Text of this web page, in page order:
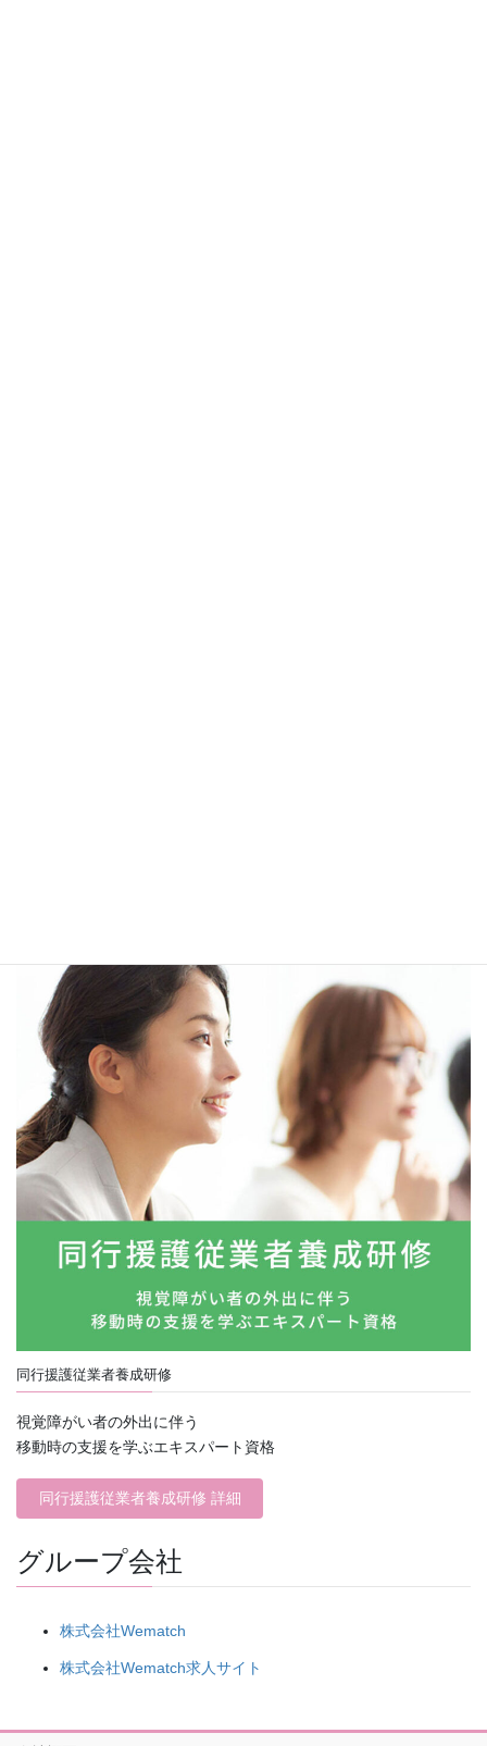
同行援護従業者養成研修
視覚障がい者の外出に伴う
移動時の支援を学ぶエキスパート資格
同行援護従業者養成研修 詳細
グループ会社
株式会社Wematch
株式会社Wematch求人サイト